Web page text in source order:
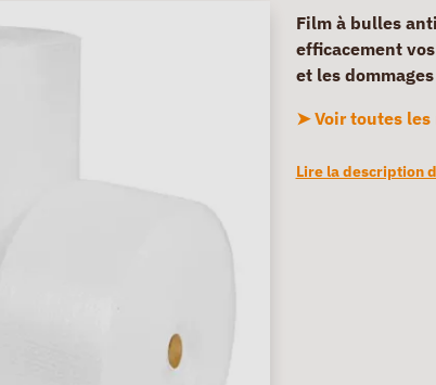
Film à bulles
efficacement
et les
➤ Voir toutes les
Lire la description